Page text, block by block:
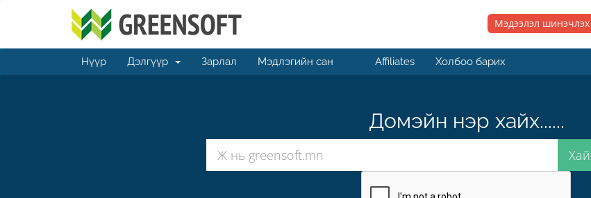
Мэдээлэл шинэчлэх
Нүүр Дэлгүүр Зарлал Мэдлэгийн сан Affiliates Холбоо барих
Домэйн нэр хайх......